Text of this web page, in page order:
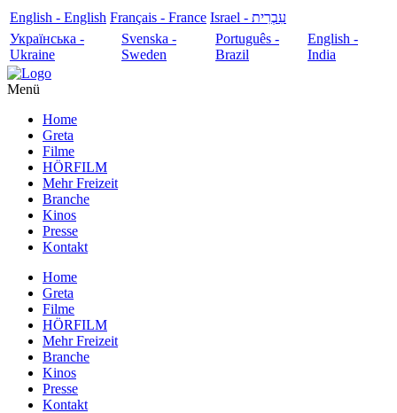
English - English Français - France
עִבְרִית - Israel
Українська -
Ukraine
Svenska -
Sweden
Português -
Brazil
English -
India
Menü
Home
Greta
Filme
HÖRFILM
Mehr Freizeit
Branche
Kinos
Presse
Kontakt
Home
Greta
Filme
HÖRFILM
Mehr Freizeit
Branche
Kinos
Presse
Kontakt